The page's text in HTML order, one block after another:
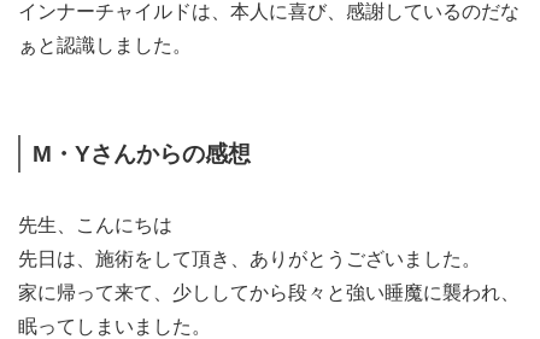
インナーチャイルドは、本人に喜び、感謝しているのだな
ぁと認識しました。
M・Yさんからの感想
先生、こんにちは
先日は、施術をして頂き、ありがとうございました。
家に帰って来て、少ししてから段々と強い睡魔に襲われ、
眠ってしまいました。